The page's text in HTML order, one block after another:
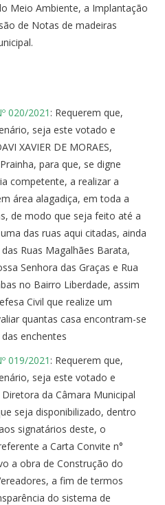
Meio Ambiente, a Implantação
de Notas de madeiras
020/2021 : Requerem que,
seja este votado e
XAVIER DE MORAES,
para que, se digne
competente, a realizar a
área alagadiça, em toda a
de modo que seja feito até a
das ruas aqui citadas, ainda
Ruas Magalhães Barata,
Senhora das Graças e Rua
no Bairro Liberdade, assim
Civil que realize um
quantas casa encontram-se
enchentes
019/2021 : Requerem que,
seja este votado e
da Câmara Municipal
seja disponibilizado, dentro
signatários deste, o
a Carta Convite n°
a obra de Construção do
a fim de termos
do sistema de